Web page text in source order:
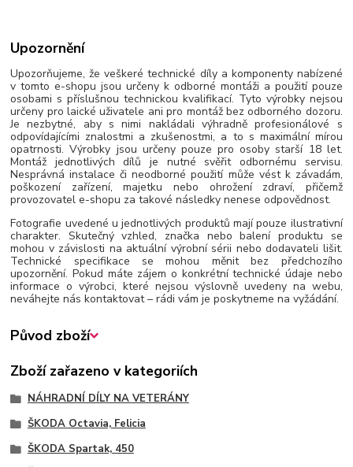
Upozornění
Upozorňujeme, že veškeré technické díly a komponenty nabízené
v tomto e-shopu jsou určeny k odborné montáži a použití pouze
osobami s příslušnou technickou kvalifikací. Tyto výrobky nejsou
určeny pro laické uživatele ani pro montáž bez odborného dozoru.
Je nezbytné, aby s nimi nakládali výhradně profesionálové s
odpovídajícími znalostmi a zkušenostmi, a to s maximální mírou
opatrnosti. Výrobky jsou určeny pouze pro osoby starší 18 let.
Montáž jednotlivých dílů je nutné svěřit odbornému servisu.
Nesprávná instalace či neodborné použití může vést k závadám,
poškození zařízení, majetku nebo ohrožení zdraví, přičemž
provozovatel e-shopu za takové následky nenese odpovědnost.
Fotografie uvedené u jednotlivých produktů mají pouze ilustrativní
charakter. Skutečný vzhled, značka nebo balení produktu se
mohou v závislosti na aktuální výrobní sérii nebo dodavateli lišit.
Technické specifikace se mohou měnit bez předchozího
upozornění. Pokud máte zájem o konkrétní technické údaje nebo
informace o výrobci, které nejsou výslovně uvedeny na webu,
neváhejte nás kontaktovat – rádi vám je poskytneme na vyžádání.
Původ zboží
Zboží zařazeno v kategoriích
NÁHRADNÍ DÍLY NA VETERÁNY
ŠKODA Octavia, Felicia
ŠKODA Spartak, 450